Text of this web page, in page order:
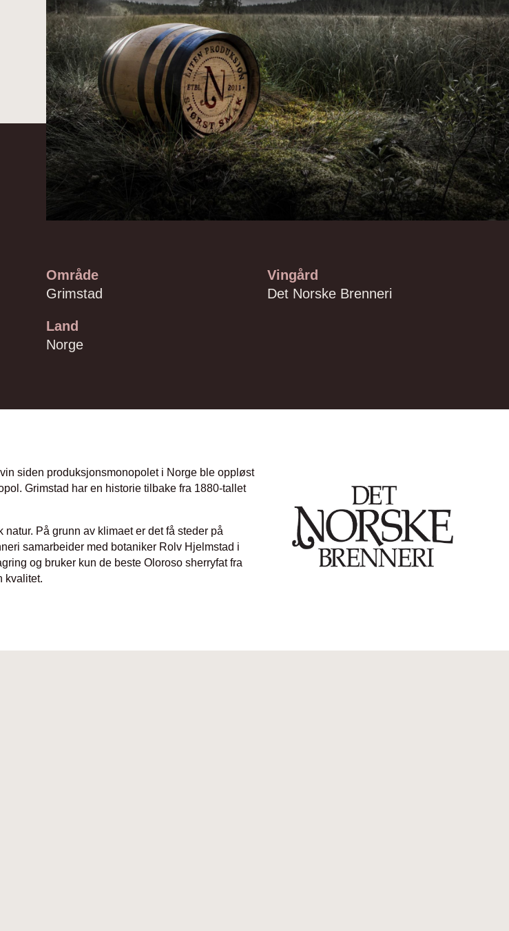
Område
Grimstad
Vingård
Det Norske Brenneri
Land
Norge
siden produksjonsmonopolet i Norge ble oppløst
Grimstad har en historie tilbake fra 1880-tallet
natur. På grunn av klimaet er det få steder på
samarbeider med botaniker Rolv Hjelmstad i
og bruker kun de beste Oloroso sherryfat fra
kvalitet.